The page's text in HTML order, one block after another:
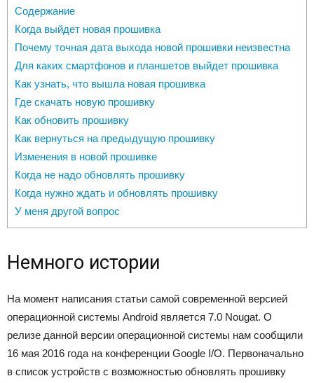
Содержание
Когда выйдет новая прошивка
Почему точная дата выхода новой прошивки неизвестна
Для каких смартфонов и планшетов выйдет прошивка
Как узнать, что вышла новая прошивка
Где скачать новую прошивку
Как обновить прошивку
Как вернуться на предыдущую прошивку
Изменения в новой прошивке
Когда не надо обновлять прошивку
Когда нужно ждать и обновлять прошивку
У меня другой вопрос
Немного истории
На момент написания статьи самой современной версией
операционной системы Android является 7.0 Nougat. О
релизе данной версии операционной системы нам сообщили
16 мая 2016 года на конференции Google I/O. Первоначально
в список устройств с возможностью обновлять прошивку